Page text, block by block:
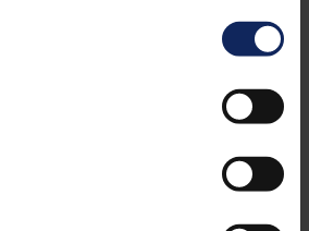
la vida útil de las superficies de
por microorganismos,